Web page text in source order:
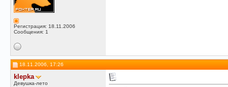
Регистрация: 18.11.2006
Сообщения: 1
18.11.2006, 17:26
klepka
Девушка-лето